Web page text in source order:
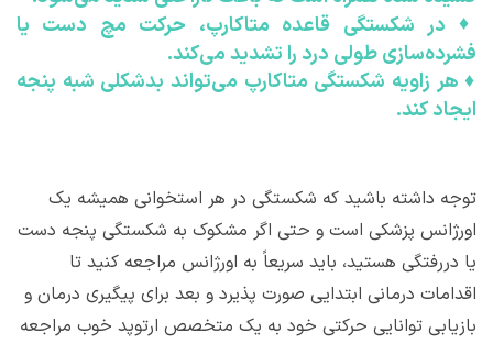
♦ در شکستگی قاعده متاکارپ، حرکت مچ دست یا
فشرده‌سازی طولی درد را تشدید می‌کند.
♦هر زاویه شکستگی متاکارپ می‌تواند بدشکلی شبه پنجه
ایجاد کند.
توجه داشته باشید که شکستگی در هر استخوانی همیشه یک
اورژانس پزشکی است و حتی اگر مشکوک به شکستگی پنجه دست
یا دررفتگی هستید، باید سریعاً به اورژانس مراجعه کنید تا
اقدامات درمانی ابتدایی صورت پذیرد و بعد برای پیگیری درمان و
بازیابی توانایی حرکتی خود به یک متخصص ارتوپد خوب مراجعه